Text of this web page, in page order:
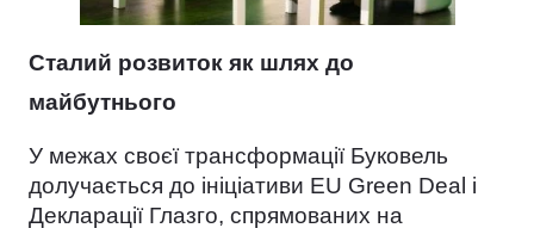
Сталий розвиток як шлях до
майбутнього
У межах своєї трансформації Буковель
долучається до ініціативи EU Green Deal і
Декларації Глазго, спрямованих на